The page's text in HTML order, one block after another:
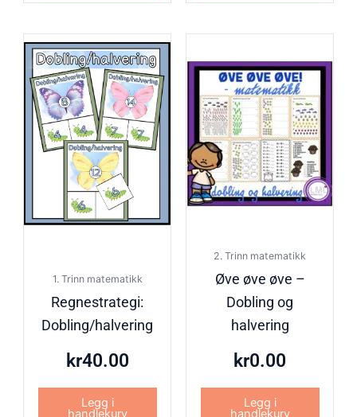
1. Trinn matematikk
Regnestrategi:
Dobling/halvering
kr40.00
Legg i
handlekurv
2. Trinn matematikk
Øve øve øve –
Dobling og
halvering
kr0.00
Legg i
handlekurv